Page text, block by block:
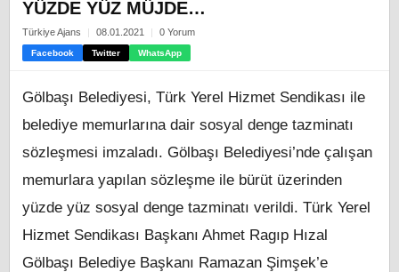
YÜZDE YÜZ MÜJDE…
Türkiye Ajans 08.01.2021 0 Yorum
Facebook Twitter WhatsApp
Gölbaşı Belediyesi, Türk Yerel Hizmet Sendikası ile
belediye memurlarına dair sosyal denge tazminatı
sözleşmesi imzaladı. Gölbaşı Belediyesi’nde çalışan
memurlara yapılan sözleşme ile bürüt üzerinden
yüzde yüz sosyal denge tazminatı verildi. Türk Yerel
Hizmet Sendikası Başkanı Ahmet Ragıp Hızal
Gölbaşı Belediye Başkanı Ramazan Şimşek’e